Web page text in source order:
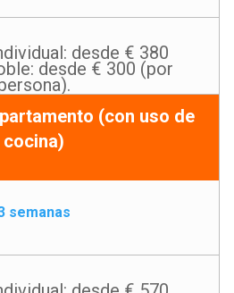
desde € 380
desde € 300 (por
(con uso de
cocina)
semanas